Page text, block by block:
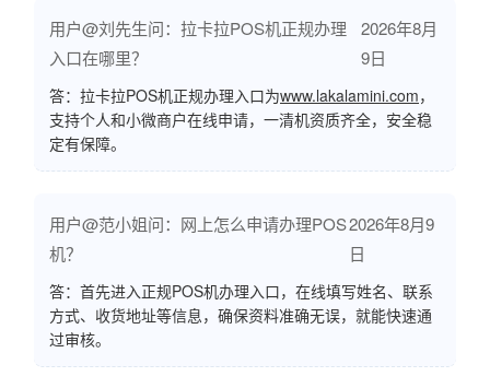
用户@刘先生问：拉卡拉POS机正规办理
入口在哪里？
2026年8月
9日
答：拉卡拉POS机正规办理入口为www.lakalamini.com，
支持个人和小微商户在线申请，一清机资质齐全，安全稳
定有保障。
用户@范小姐问：网上怎么申请办理POS
机？
2026年8月9
日
答：首先进入正规POS机办理入口，在线填写姓名、联系
方式、收货地址等信息，确保资料准确无误，就能快速通
过审核。